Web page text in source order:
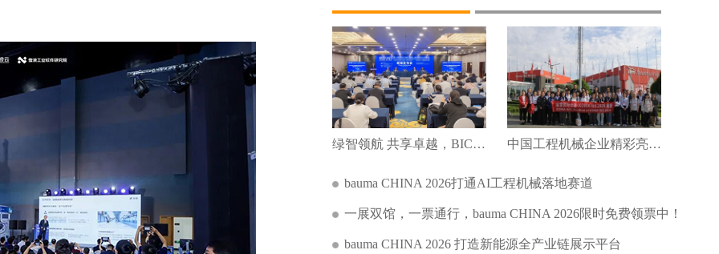
绿智领航 共享卓越，BICES 2027新闻发布会在京召开 中国工程机械企业精彩亮相第十八届土耳其工程机械展（KOMATEK2026）
bauma CHINA 2026打通AI工程机械落地赛道
一展双馆，一票通行，bauma CHINA 2026限时免费领票中！
bauma CHINA 2026 打造新能源全产业链展示平台